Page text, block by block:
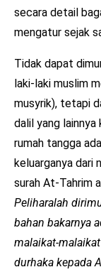
secara detail
mengatur sejak
Tidak dapat
laki-laki muslim
musyrik), tetapi
dalil yang lainnya
rumah tangga
keluarganya dari
surah At-Tahrim
Peliharalah
bahan bakarnya
malaikat-
durhaka kepada